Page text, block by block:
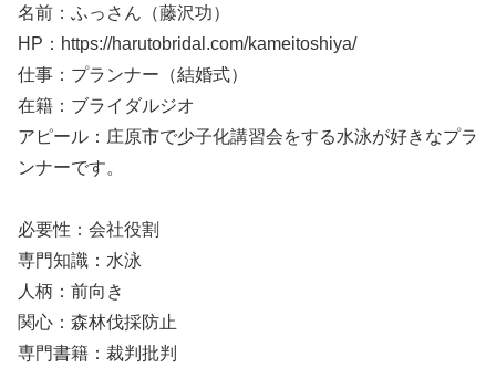
名前：ふっさん（藤沢功）
HP：https://harutobridal.com/kameitoshiya/
仕事：プランナー（結婚式）
在籍：ブライダルジオ
アピール：庄原市で少子化講習会をする水泳が好きなプラ
ンナーです。
必要性：会社役割
専門知識：水泳
人柄：前向き
関心：森林伐採防止
専門書籍：裁判批判